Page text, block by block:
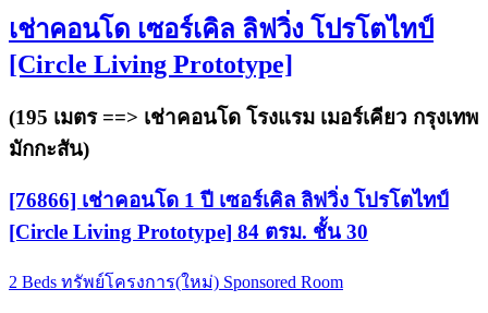
เช่าคอนโด เซอร์เคิล ลิฟวิ่ง โปรโตไทป์
[Circle Living Prototype]
(195 เมตร ==> เช่าคอนโด โรงแรม เมอร์เคียว กรุงเทพ
มักกะสัน)
[76866] เช่าคอนโด 1 ปี เซอร์เคิล ลิฟวิ่ง โปรโตไทป์
[Circle Living Prototype] 84 ตรม. ชั้น 30
2 Beds ทรัพย์โครงการ(ใหม่) Sponsored Room